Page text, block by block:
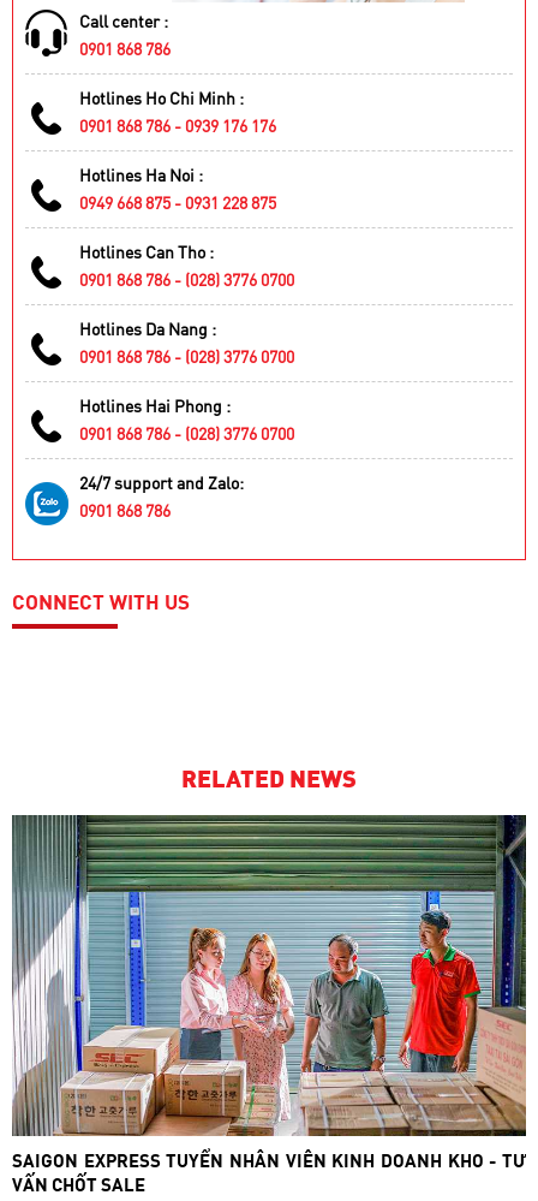
Call center :
0901 868 786
Hotlines Ho Chi Minh :
0901 868 786 - 0939 176 176
Hotlines Ha Noi :
0949 668 875 - 0931 228 875
Hotlines Can Tho :
0901 868 786 - (028) 3776 0700
Hotlines Da Nang :
0901 868 786 - (028) 3776 0700
Hotlines Hai Phong :
0901 868 786 - (028) 3776 0700
24/7 support and Zalo:
0901 868 786
CONNECT WITH US
RELATED NEWS
SAIGON EXPRESS TUYỂN NHÂN VIÊN KINH DOANH KHO - TƯ
VẤN CHỐT SALE